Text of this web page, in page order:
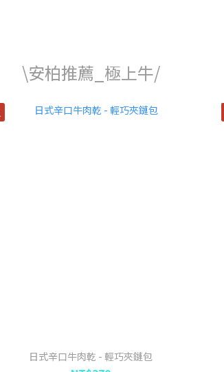
\安柏推薦_極上牛/
日式辛口牛肉乾 - 輕巧夾鏈包